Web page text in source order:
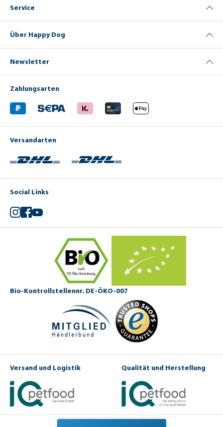
Service
Über Happy Dog
Newsletter
Zahlungsarten
Versandarten
Social Links
Instagram
Facebook
YouTube
Bio-Kontrollstellennr. DE-ÖKO-007
Versand und Logistik Qualität und Herstellung